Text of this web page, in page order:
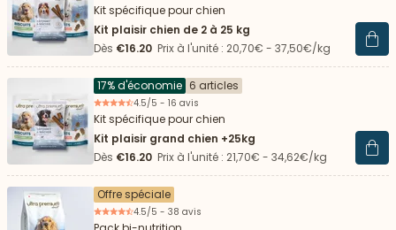
Kit spécifique pour chien
Kit plaisir chien de 2 à 25 kg
Dès €16.20 Prix à l'unité : 20,70€ - 37,50€/kg Voir
17% d'économie 6 articles
4.5/5 - 16 avis
Kit spécifique pour chien
Kit plaisir grand chien +25kg
Dès €16.20 Prix à l'unité : 21,70€ - 34,62€/kg Voir
Offre spéciale
4.5/5 - 38 avis